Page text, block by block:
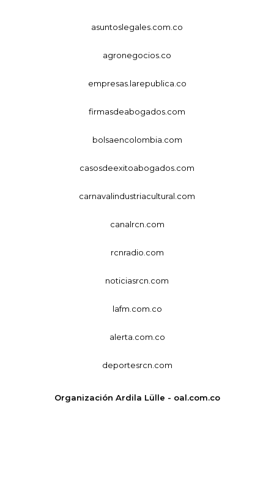
asuntoslegales.com.co
agronegocios.co
empresas.larepublica.co
firmasdeabogados.com
bolsaencolombia.com
casosdeexitoabogados.com
carnavalindustriacultural.com
canalrcn.com
rcnradio.com
noticiasrcn.com
lafm.com.co
alerta.com.co
deportesrcn.com
Organización Ardila Lülle - oal.com.co